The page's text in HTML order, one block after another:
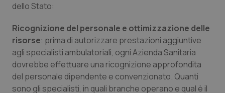
Campania
Emilia-Romagna
Friuli Venezia Giulia
Lazio
Car-T
Colesterolo & coronaropatie
Dermatite Atopica
Diabete & glucometri
dello Stato:
Ricognizione del personale e ottimizzazione delle
risorse: prima di autorizzare prestazioni aggiuntive
agli specialisti ambulatoriali, ogni Azienda Sanitaria
dovrebbe effettuare una ricognizione approfondita
del personale dipendente e convenzionato. Quanti
sono gli specialisti, in quali branche operano e qual è il